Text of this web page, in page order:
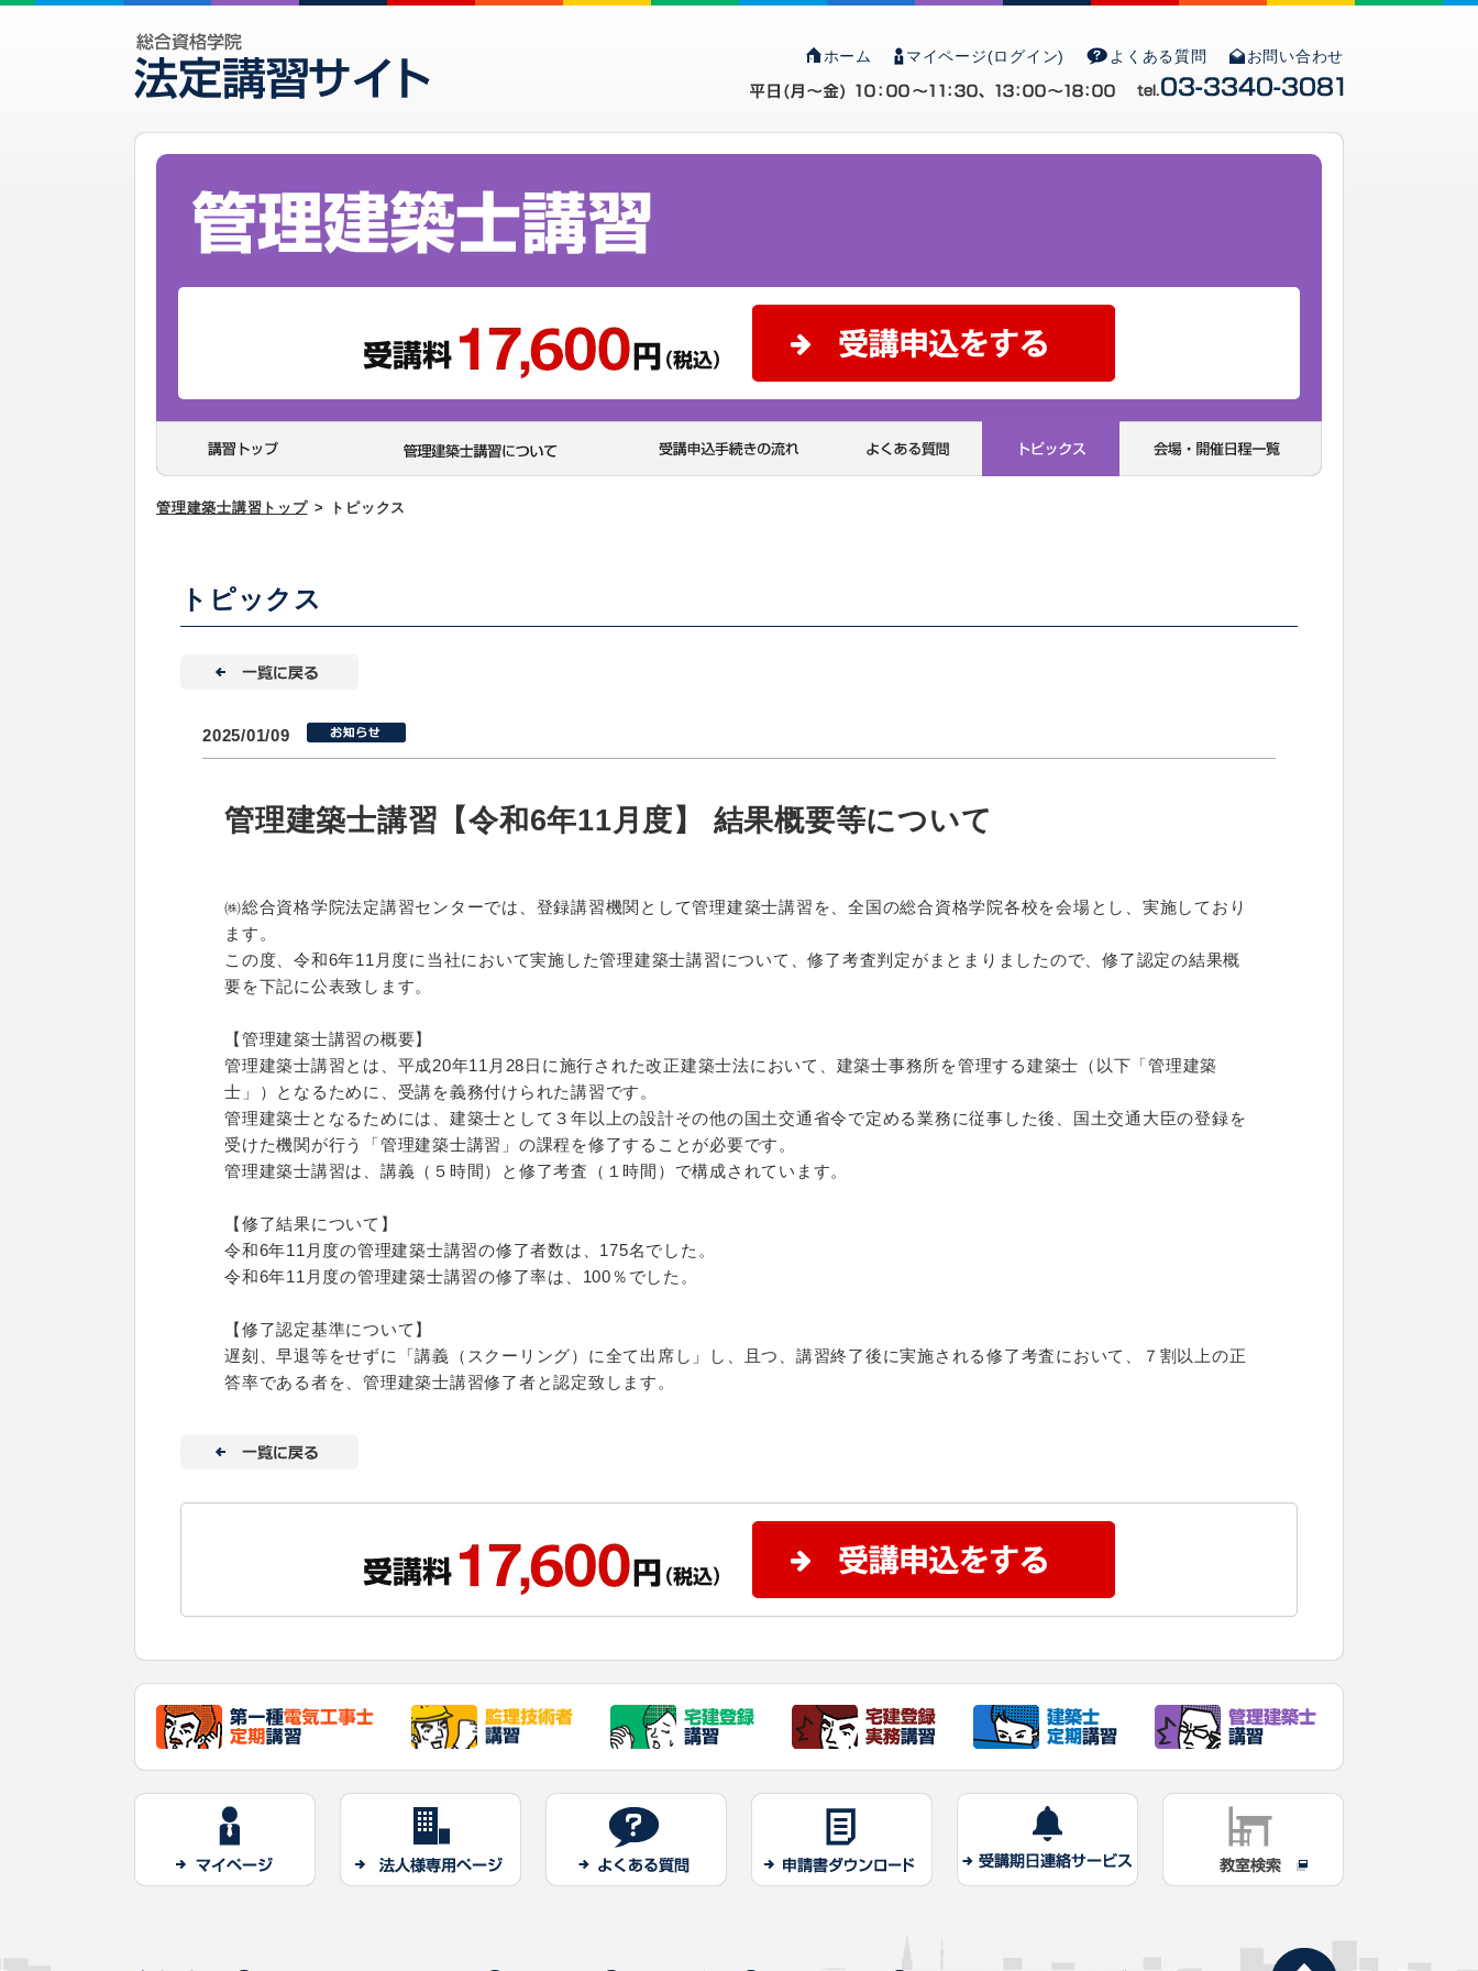
ホーム マイページ(ログイン) よくある質問 お問い合わせ
管理建築士講習トップ > トピックス
トピックス
2025/01/09
管理建築士講習【令和6年11月度】 結果概要等について
㈱総合資格学院法定講習センターでは、登録講習機関として管理建築士講習を、全国の総合資格学院各校を会場とし、実施しており
ます。
この度、令和6年11月度に当社において実施した管理建築士講習について、修了考査判定がまとまりましたので、修了認定の結果概
要を下記に公表致します。
【管理建築士講習の概要】
管理建築士講習とは、平成20年11月28日に施行された改正建築士法において、建築士事務所を管理する建築士（以下「管理建築
士」）となるために、受講を義務付けられた講習です。
管理建築士となるためには、建築士として３年以上の設計その他の国土交通省令で定める業務に従事した後、国土交通大臣の登録を
受けた機関が行う「管理建築士講習」の課程を修了することが必要です。
管理建築士講習は、講義（５時間）と修了考査（１時間）で構成されています。
【修了結果について】
令和6年11月度の管理建築士講習の修了者数は、175名でした。
令和6年11月度の管理建築士講習の修了率は、100％でした。
【修了認定基準について】
遅刻、早退等をせずに「講義（スクーリング）に全て出席し」し、且つ、講習終了後に実施される修了考査において、７割以上の正
答率である者を、管理建築士講習修了者と認定致します。